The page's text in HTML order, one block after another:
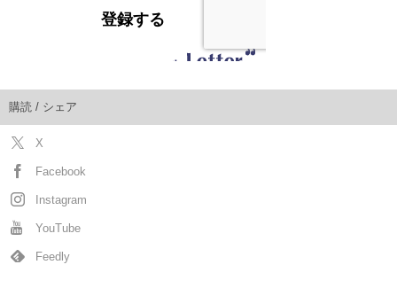
購読 / シェア
X
Facebook
Instagram
YouTube
Feedly